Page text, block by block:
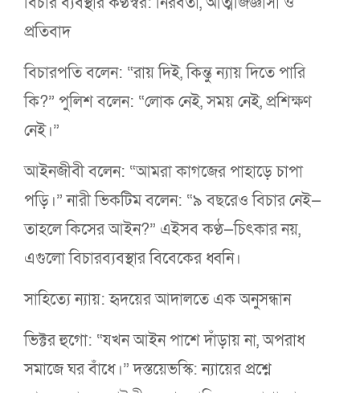
প্রতিবাদ
বিচারপতি বলেন: “রায় দিই, কিন্তু ন্যায় দিতে পারি
কি?” পুলিশ বলেন: “লোক নেই, সময় নেই, প্রশিক্ষণ
নেই।”
আইনজীবী বলেন: “আমরা কাগজের পাহাড়ে চাপা
পড়ি।” নারী ভিকটিম বলেন: “৯ বছরেও বিচার নেই—
তাহলে কিসের আইন?” এইসব কণ্ঠ—চিৎকার নয়,
এগুলো বিচারব্যবস্থার বিবেকের ধ্বনি।
সাহিত্যে ন্যায়: হৃদয়ের আদালতে এক অনুসন্ধান
ভিক্টর হুগো: “যখন আইন পাশে দাঁড়ায় না, অপরাধ
সমাজে ঘর বাঁধে।” দস্তয়েভস্কি: ন্যায়ের প্রশ্নে